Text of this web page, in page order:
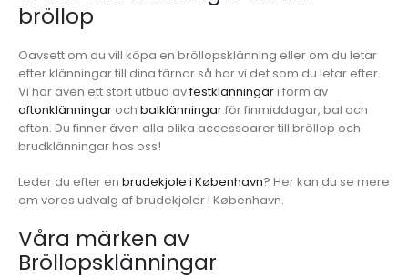
bröllop
Oavsett om du vill köpa en bröllopsklänning eller om du letar
efter klänningar till dina tärnor så har vi det som du letar efter.
Vi har även ett stort utbud avfestklänningari form av
aftonklänningar och balklänningarför finmiddagar, bal och
afton. Du finner även alla olika accessoarer till bröllop och
brudklänningar hos oss!
Leder du efter en brudekjole i København? Her kan du se mere
om vores udvalg af brudekjoler i København.
Våra märken av
Bröllopsklänningar